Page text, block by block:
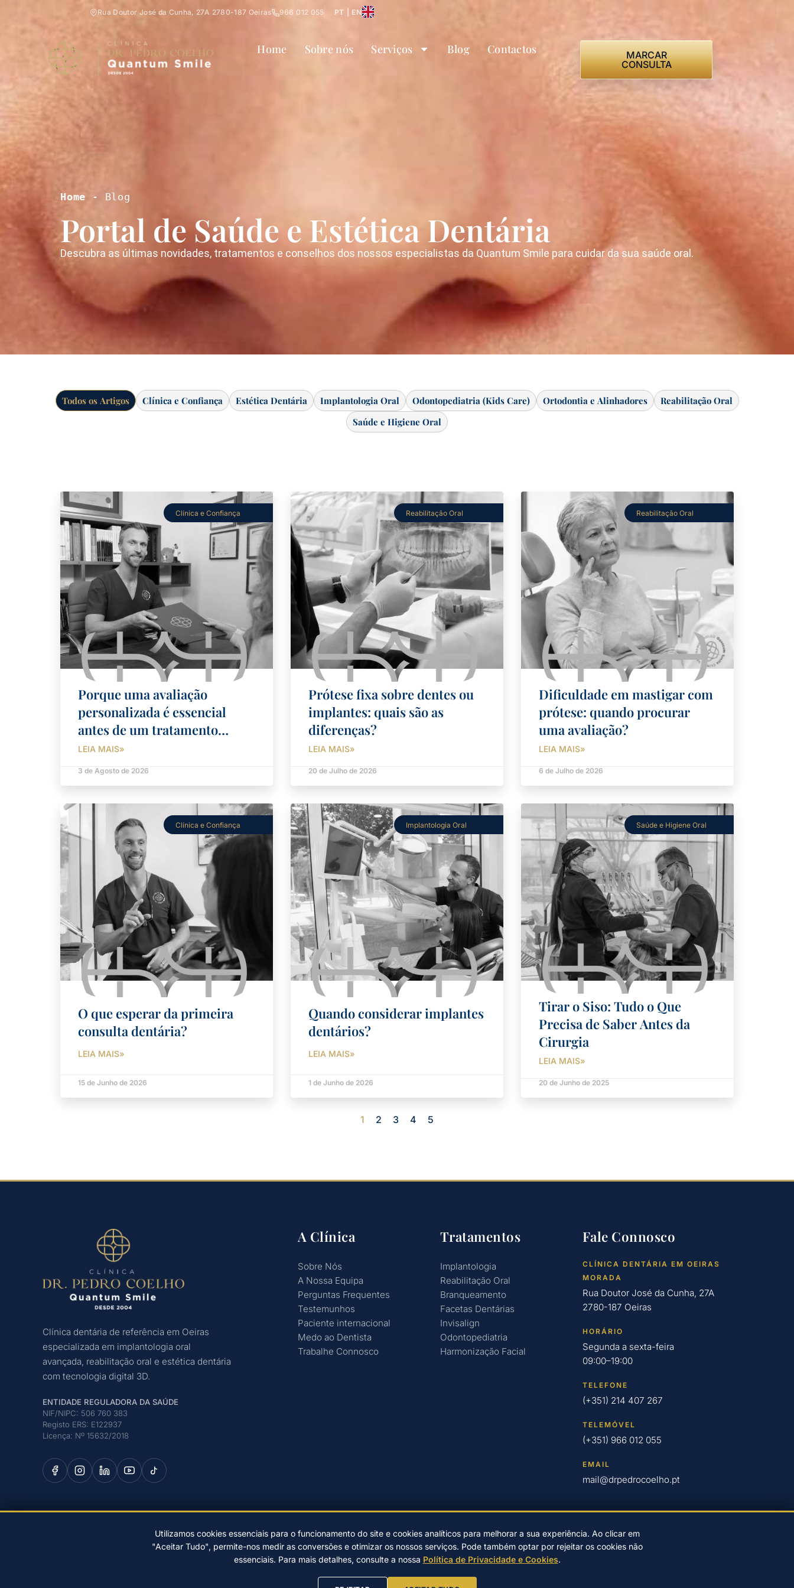
Rua Doutor José da Cunha, 27A 2780-187 Oeiras 966 012 055 PT | EN
Home Sobre nós Serviços Blog Contactos
MARCAR
CONSULTA
Home - Blog
Portal de Saúde e Estética Dentária
Descubra as últimas novidades, tratamentos e conselhos dos nossos especialistas da Quantum Smile para cuidar da sua saúde oral.
Clínica e Confiança Estética Dentária Implantologia Oral Odontopediatria (Kids Care) Ortodontia e Alinhadores
Reabilitação Oral
Saúde e Higiene Oral
Todos os Artigos
Clínica e Confiança
Porque uma avaliação
personalizada é essencial
antes de um tratamento
dentário complexo?
LEIA MAIS»
3 de Agosto de 2026
Reabilitação Oral
Prótese fixa sobre dentes ou
implantes: quais são as
diferenças?
LEIA MAIS»
20 de Julho de 2026
Reabilitação Oral
Dificuldade em mastigar com
prótese: quando procurar
uma avaliação?
LEIA MAIS»
6 de Julho de 2026
Clínica e Confiança
O que esperar da primeira
consulta dentária?
LEIA MAIS»
15 de Junho de 2026
Implantologia Oral
Quando considerar implantes
dentários?
LEIA MAIS»
1 de Junho de 2026
Saúde e Higiene Oral
Tirar o Siso: Tudo o Que
Precisa de Saber Antes da
Cirurgia
LEIA MAIS»
20 de Junho de 2025
1 2 3 4 5
Clínica dentária de referência em Oeiras
especializada em implantologia oral
avançada, reabilitação oral e estética dentária
com tecnologia digital 3D.
ENTIDADE REGULADORA DA SAÚDE
NIF/NIPC: 506 760 383
Registo ERS: E122937
Licença: Nº 15632/2018
A Clínica
Sobre Nós
A Nossa Equipa
Perguntas Frequentes
Testemunhos
Paciente internacional
Medo ao Dentista
Trabalhe Connosco
Tratamentos
Implantologia
Reabilitação Oral
Branqueamento
Facetas Dentárias
Invisalign
Odontopediatria
Harmonização Facial
Fale Connosco
CLÍNICA DENTÁRIA EM OEIRAS
MORADA
Rua Doutor José da Cunha, 27A
2780-187 Oeiras
HORÁRIO
Segunda a sexta-feira
09:00–19:00
TELEFONE
(+351) 214 407 267
TELEMÓVEL
(+351) 966 012 055
EMAIL
mail@drpedrocoelho.pt
© 2026 Clínica Dr. Pedro Coelho – Implantologia Oral em Oeiras desde 2004.|Desenvolvido porEwardSolution |Política de Privacidade|Resolução de litígios online
Utilizamos cookies essenciais para o funcionamento do site e cookies analíticos para melhorar a sua experiência. Ao clicar em
"Aceitar Tudo", permite-nos medir as conversões e otimizar os nossos serviços. Pode também optar por rejeitar os cookies não
essenciais. Para mais detalhes, consulte a nossa Política de Privacidade e Cookies.